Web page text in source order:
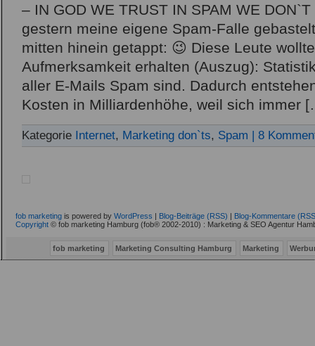
– IN GOD WE TRUST IN SPAM WE
gestern meine eigene Spam-Falle
mitten hinein getappt: 😉 Diese Leute
Aufmerksamkeit erhalten (Auszug):
aller E-Mails Spam sind. Dadurch
Kosten in Milliardenhöhe, weil sich immer
Kategorie Internet, Marketing don`ts, Spam | 8
fob marketing is powered by WordPress | Blog-Beiträge (RSS) | Blog-Kommentare
Copyright © fob marketing Hamburg (fob® 2002-2010) : Marketing & SEO Agentur
fob marketing Marketing Consulting Hamburg Marketing